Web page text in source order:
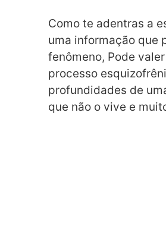
Como te adentras a
uma informação que
fenômeno, Pode
processo
profundidades de
que não o vive e